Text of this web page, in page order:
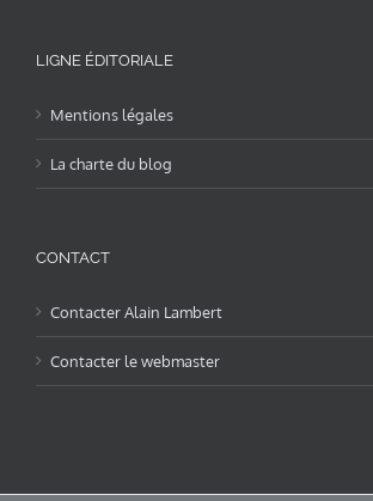
LIGNE ÉDITORIALE
Mentions légales
La charte du blog
CONTACT
Contacter Alain Lambert
Contacter le webmaster